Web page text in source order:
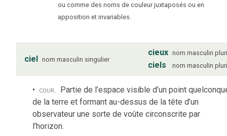
ou comme des noms de couleur juxtaposés ou en
apposition et invariables.
ciel nom masculin singulier
cieux nom masculin
ciels nom masculin
cour. Partie de l’espace visible d’un point
de la terre et formant au-dessus de la tête d’un
observateur une sorte de voûte circonscrite par
l’horizon.